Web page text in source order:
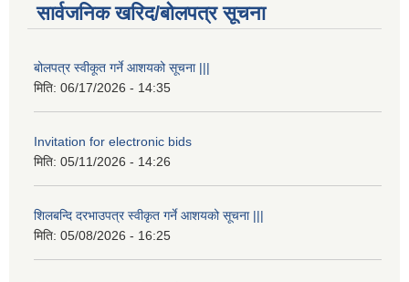
सार्वजनिक खरिद/बोलपत्र सूचना
बोलपत्र स्वीकूत गर्ने आशयको सूचना |||
मिति: 06/17/2026 - 14:35
Invitation for electronic bids
मिति: 05/11/2026 - 14:26
शिलबन्दि दरभाउपत्र स्वीकृत गर्ने आशयको सूचना |||
मिति: 05/08/2026 - 16:25